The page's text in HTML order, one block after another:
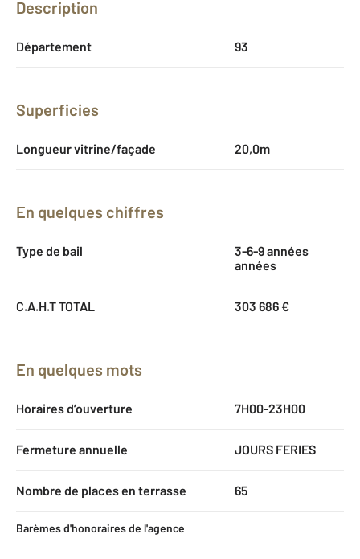
Description
Département 93
Superficies
Longueur vitrine/façade 20,0m
En quelques chiffres
Type de bail
3-6-9 années
années
C.A.H.T TOTAL 303 686 €
En quelques mots
Horaires d’ouverture 7H00-23H00
Fermeture annuelle JOURS FERIES
Nombre de places en terrasse 65
Barèmes d'honoraires de l'agence